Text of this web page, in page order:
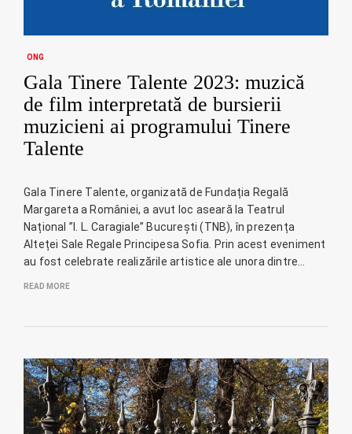
ONG
Gala Tinere Talente 2023: muzică
de film interpretată de bursierii
muzicieni ai programului Tinere
Talente
Gala Tinere Talente, organizată de Fundația Regală
Margareta a României, a avut loc aseară la Teatrul
Național ”I. L. Caragiale” București (TNB), în prezența
Alteței Sale Regale Principesa Sofia. Prin acest eveniment
au fost celebrate realizările artistice ale unora dintre…
READ MORE